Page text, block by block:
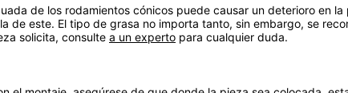
de los rodamientos cónicos puede causar un deterioro en
de este. El tipo de grasa no importa tanto, sin embargo, se
solicita, consulte a un experto para cualquier duda.